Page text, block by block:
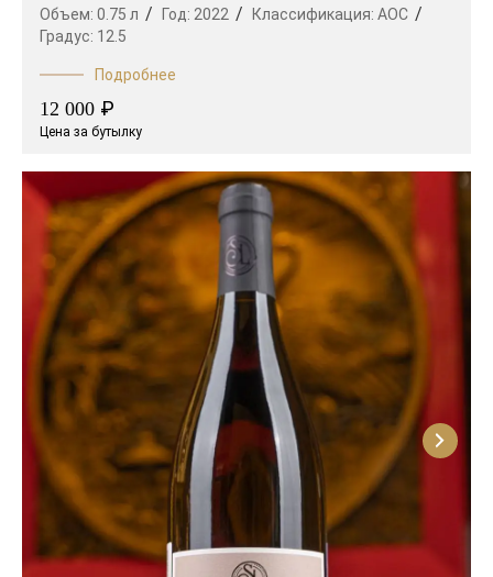
Объем: 0.75 л Год: 2022 Классификация: AOC
Градус: 12.5
Подробнее
12 000 ₽
Цена за бутылку